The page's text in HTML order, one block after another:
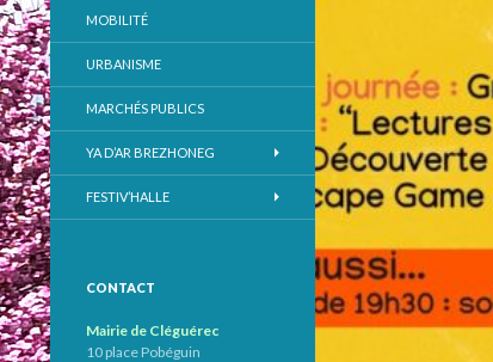
MOBILITÉ
URBANISME
MARCHÉS PUBLICS
YA D’AR BREZHONEG
FESTIV’HALLE
CONTACT
Mairie de Cléguérec
10 place Pobéguin